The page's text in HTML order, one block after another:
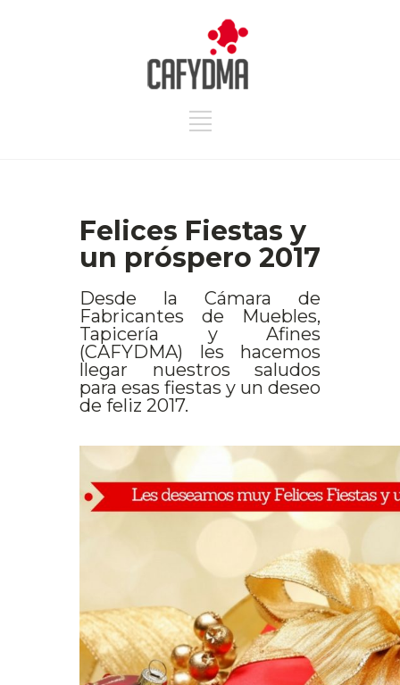
Felices Fiestas y
un próspero 2017
Desde la Cámara de
Fabricantes de Muebles,
Tapicería y Afines
(CAFYDMA) les hacemos
llegar nuestros saludos
para esas fiestas y un deseo
de feliz 2017.